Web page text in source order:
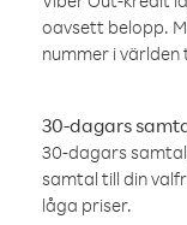
oavsett belopp.
nummer i världen
30-dagars
30-dagars
samtal till din
låga priser.